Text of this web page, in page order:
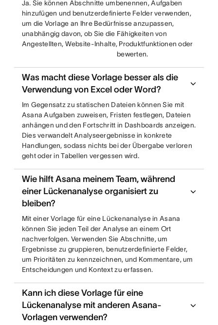
Ja. Sie können Abschnitte umbenennen, Aufgaben
hinzufügen und benutzerdefinierte Felder verwenden,
um die Vorlage an Ihre Bedürfnisse anzupassen,
unabhängig davon, ob Sie die Fähigkeiten von
Angestellten, Website-Inhalte, Produktfunktionen oder
bewerten.
Was macht diese Vorlage besser als die
Verwendung von Excel oder Word?
Im Gegensatz zu statischen Dateien können Sie mit
Asana Aufgaben zuweisen, Fristen festlegen, Dateien
anhängen und den Fortschritt in Dashboards anzeigen.
Dies verwandelt Analyseergebnisse in konkrete
Handlungen, sodass nichts bei der Übergabe verloren
geht oder in Tabellen vergessen wird.
Wie hilft Asana meinem Team, während
einer Lückenanalyse organisiert zu
bleiben?
Mit einer Vorlage für eine Lückenanalyse in Asana
können Sie jeden Teil der Analyse an einem Ort
nachverfolgen. Verwenden Sie Abschnitte, um
Ergebnisse zu gruppieren, benutzerdefinierte Felder,
um Prioritäten zu kennzeichnen, und Kommentare, um
Entscheidungen und Kontext zu erfassen.
Kann ich diese Vorlage für eine
Lückenanalyse mit anderen Asana-
Vorlagen verwenden?